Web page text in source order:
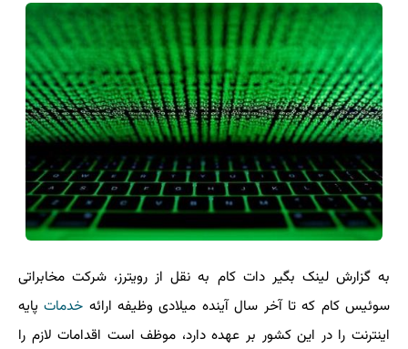
به گزارش لینک بگیر دات کام به نقل از رویترز، شرکت مخابراتی
سوئیس کام که تا آخر سال آینده میلادی وظیفه ارائه خدماتپایه
اینترنت را در این کشور بر عهده دارد، موظف است اقدامات لازم را